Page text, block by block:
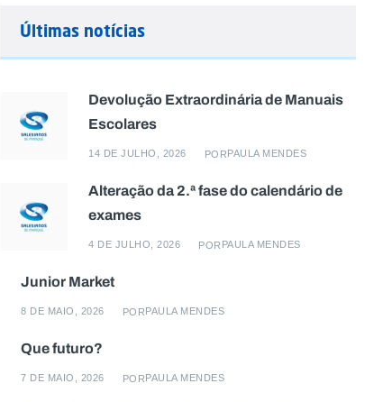
Últimas notícias
Devolução Extraordinária de Manuais
Escolares
14 DE JULHO, 2026 PORPAULA MENDES
Alteração da 2.ª fase do calendário de
exames
4 DE JULHO, 2026 POR PAULA MENDES
Junior Market
8 DE MAIO, 2026 PORPAULA MENDES
Que futuro?
7 DE MAIO, 2026 PORPAULA MENDES